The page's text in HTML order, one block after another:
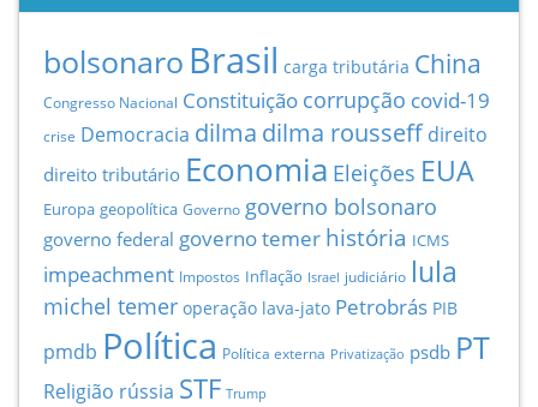
bolsonaro Brasil carga tributária China
Congresso Nacional Constituição corrupção covid-19
crise Democracia dilma dilma rousseff direito
direito tributário Economia Eleições EUA
Europa geopolítica Governo governo bolsonaro
governo federal governo temer história ICMS
impeachment Impostos Inflação Israel judiciário lula
michel temer operação lava-jato Petrobrás PIB
pmdb Política Política externa Privatização psdb PT
Religião rússia STF Trump